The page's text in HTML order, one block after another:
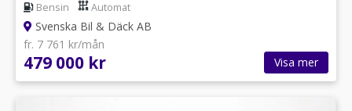
Bensin Automat
Svenska Bil & Däck AB
fr. 7 761 kr/mån
479 000 kr Visa mer